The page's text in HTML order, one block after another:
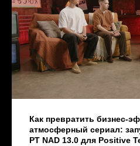
Как превратить бизнес-
атмосферный сериал:
PT NAD 13.0 для Positive